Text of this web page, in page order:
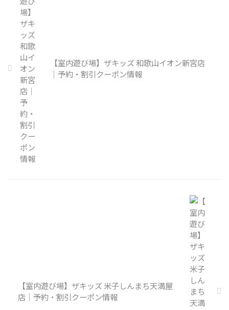
【室内遊び場】ザキッズ 和歌山イオン新宮店
｜予約・割引クーポン情報
【室内遊び場】ザキッズ 米子しんまち天満屋
店｜予約・割引クーポン情報